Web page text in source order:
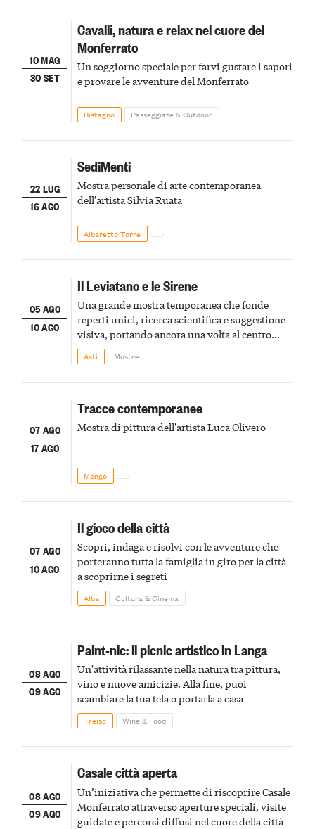
10 MAG
30 SET
Cavalli, natura e relax nel cuore del
Monferrato
Un soggiorno speciale per farvi gustare i sapori
e provare le avventure del Monferrato
Bistagno Passeggiate & Outdoor
22 LUG
16 AGO
SediMenti
Mostra personale di arte contemporanea
dell'artista Silvia Ruata
Albaretto Torre
05 AGO
10 AGO
Il Leviatano e le Sirene
Una grande mostra temporanea che fonde
reperti unici, ricerca scientifica e suggestione
visiva, portando ancora una volta al centro
della scena le meraviglie del passato astigiano
Asti Mostre
07 AGO
17 AGO
Tracce contemporanee
Mostra di pittura dell'artista Luca Olivero
Mango
07 AGO
10 AGO
Il gioco della città
Scopri, indaga e risolvi con le avventure che
porteranno tutta la famiglia in giro per la città
a scoprirne i segreti
Alba Cultura & Cinema
08 AGO
09 AGO
Paint-nic: il picnic artistico in Langa
Un'attività rilassante nella natura tra pittura,
vino e nuove amicizie. Alla fine, puoi
scambiare la tua tela o portarla a casa
Treiso Wine & Food
08 AGO
09 AGO
Casale città aperta
Un’iniziativa che permette di riscoprire Casale
Monferrato attraverso aperture speciali, visite
guidate e percorsi diffusi nel cuore della città